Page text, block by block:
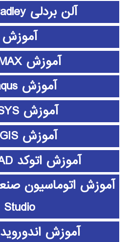
آلن بردلی Allen bradley
آموزش
آموزش 3D MAX
آموزش abaqus
آموزش ANSYS
آموزش ArcGIS
آموزش اتوکد AUTOCAD
Studio
آموزش اندوروید android